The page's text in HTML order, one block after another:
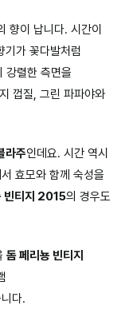
향이 납니다. 시간이
기가 꽃다발처럼
강렬한 측면을
껍질, 그린 파파야와
라주인데요. 시간 역시
효모와 함께 숙성을
빈티지 2015의 경우도
돔 페리뇽 빈티지
다.